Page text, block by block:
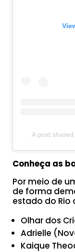
A post
Conheça as
Por meio de
de forma
estado do Rio
Olhar dos
Adrielle
Kaique